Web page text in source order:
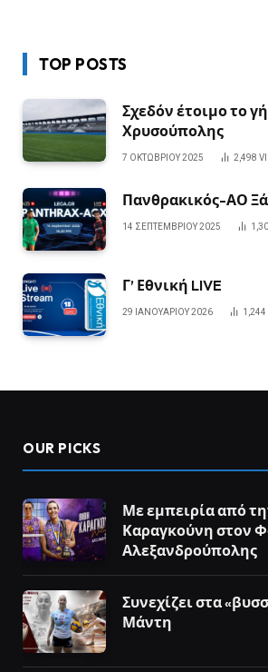
TOP POSTS
Σχεδόν έτοιμο το
Χρυσούπολης
7 ΟΚΤΩΒΡΊΟΥ 2025 2,498
Πανθρακικός-ΑΟ
14 ΣΕΠΤΕΜΒΡΊΟΥ 2025
Γ’ Εθνική LIVE
29 ΙΑΝΟΥΑΡΊΟΥ 2026 1,244
OUR PICKS
Με εμπειρία από
Καραγκούνη στον
Αλεξανδρούπολης
Συνεχίζει στα
Μάντη